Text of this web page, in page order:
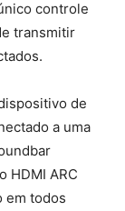
controle
transmitir
de
a uma
HDMI ARC
em todos